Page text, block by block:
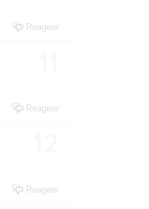
Reageer
Reageer
Reageer